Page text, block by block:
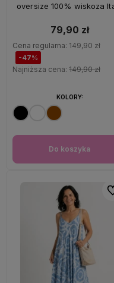
oversize 100% wiskoza
79,90 zł
Cena regularna: 149,90 zł
-47%
Najniższa cena: 149,90 zł
Do koszyka
KOLORY: